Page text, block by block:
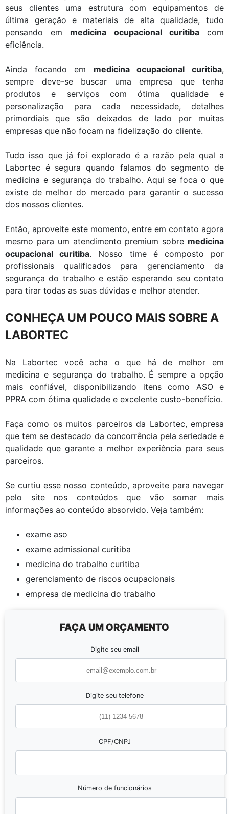
seus clientes uma estrutura com equipamentos de
última geração e materiais de alta qualidade, tudo
pensando em medicina ocupacional curitibacom
eficiência.
Ainda focando em medicina ocupacional curitiba,
sempre deve-se buscar uma empresa que tenha
produtos e serviços com ótima qualidade e
personalização para cada necessidade, detalhes
primordiais que são deixados de lado por muitas
empresas que não focam na fidelização do cliente.
Tudo isso que já foi explorado é a razão pela qual a
Labortec é segura quando falamos do segmento de
medicina e segurança do trabalho. Aqui se foca o que
existe de melhor do mercado para garantir o sucesso
dos nossos clientes.
Então, aproveite este momento, entre em contato agora
mesmo para um atendimento premium sobre medicina
ocupacional curitiba. Nosso time é composto por
profissionais qualificados para gerenciamento da
segurança do trabalho e estão esperando seu contato
para tirar todas as suas dúvidas e melhor atender.
CONHEÇA UM POUCO MAIS SOBRE A
LABORTEC
Na Labortec você acha o que há de melhor em
medicina e segurança do trabalho. É sempre a opção
mais confiável, disponibilizando itens como ASO e
PPRA com ótima qualidade e excelente custo-benefício.
Faça como os muitos parceiros da Labortec, empresa
que tem se destacado da concorrência pela seriedade e
qualidade que garante a melhor experiência para seus
parceiros.
Se curtiu esse nosso conteúdo, aproveite para navegar
pelo site nos conteúdos que vão somar mais
informações ao conteúdo absorvido. Veja também:
exame aso
exame admissional curitiba
medicina do trabalho curitiba
gerenciamento de riscos ocupacionais
empresa de medicina do trabalho
FAÇA UM ORÇAMENTO
Digite seu email
Digite seu telefone
CPF/CNPJ
Número de funcionários